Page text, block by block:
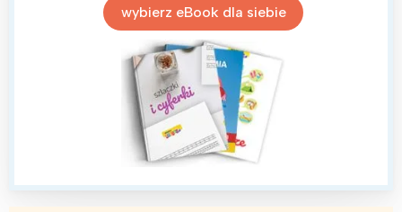
wybierz eBook dla siebie
Interesują mnie wydarzenia z
tego regionu:
Warszawa
Trójmiasto
Poznań
Śląsk
Kraków
Południe
Północ